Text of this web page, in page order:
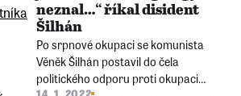
neznal…“ říkal disident
Šilhán
Po srpnové okupaci se komunista
Věněk Šilhán postavil do čela
politického odporu proti okupaci